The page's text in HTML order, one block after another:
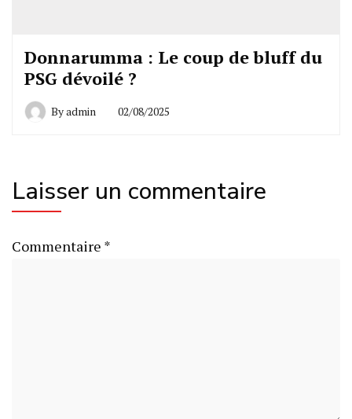
Donnarumma : Le coup de bluff du
PSG dévoilé ?
Byadmin 02/08/2025
Laisser un commentaire
Commentaire *